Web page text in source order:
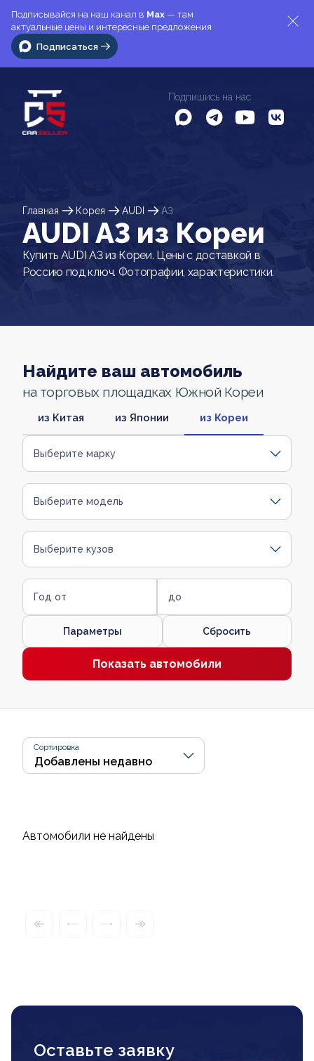
Подписывайся на наш канал в Max — там
актуальные цены и интересные предложения
Подписаться
Подпишись на нас
Главная Корея AUDI A3
AUDI A3 из Кореи
Купить AUDI A3 из Кореи. Цены с доставкой в
Россию под ключ. Фотографии, характеристики.
Найдите ваш автомобиль
на торговых площадках Южной Кореи
из Китая из Японии из Кореи
Выберите марку
Выберите модель
Выберите кузов
Год от до
Параметры Сбросить
Показать автомобили
Сортировка
Автомобили не найдены
Оставьте заявку